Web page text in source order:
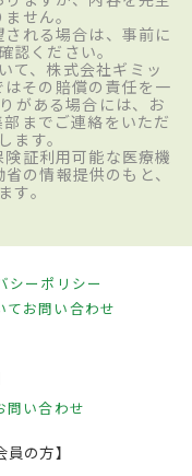
せん。
れる場合は、事前に
認ください。
て、株式会社ギミッ
その賠償の責任を一
がある場合には、お
までご連絡をいただ
ます。
証利用可能な医療機
の情報提供のもと、
す。
シーポリシー
てお問い合わせ
問い合わせ
の方】